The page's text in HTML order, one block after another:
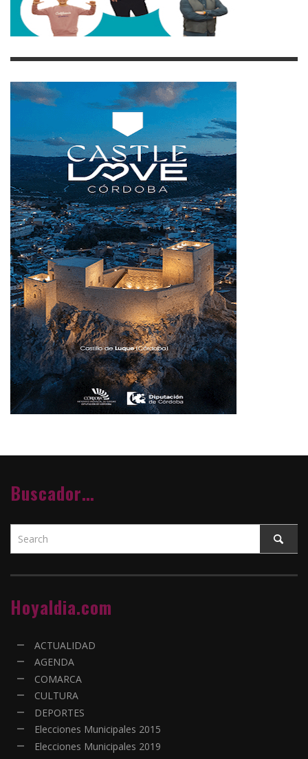
Buscador…
Hoyaldia.com
ACTUALIDAD
AGENDA
COMARCA
CULTURA
DEPORTES
Elecciones Municipales 2015
Elecciones Municipales 2019